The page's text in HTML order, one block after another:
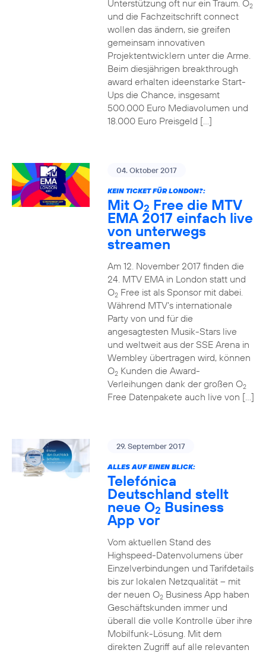
Unterstützung oft nur ein Traum. O2
und die Fachzeitschrift connect
wollen das ändern, sie greifen
gemeinsam innovativen
Projektentwicklern unter die Arme.
Beim diesjährigen breakthrough
award erhalten ideenstarke Start-
Ups die Chance, insgesamt
500.000 Euro Mediavolumen und
18.000 Euro Preisgeld […]
04. Oktober 2017
KEIN TICKET FÜR LONDON?:
Mit O2 Free die MTV
EMA 2017 einfach live
von unterwegs
streamen
Am 12. November 2017 finden die
24. MTV EMA in London statt und
O2Free ist als Sponsor mit dabei.
Während MTV’s internationale
Party von und für die
angesagtesten Musik-Stars live
und weltweit aus der SSE Arena in
Wembley übertragen wird, können
O2Kunden die Award-
Verleihungen dank der großen O2
Free Datenpakete auch live von […]
29. September 2017
ALLES AUF EINEN BLICK:
Telefónica
Deutschland stellt
neue O2 Business
App vor
Vom aktuellen Stand des
Highspeed-Datenvolumens über
Einzelverbindungen und Tarifdetails
bis zur lokalen Netzqualität – mit
der neuen O2Business App haben
Geschäftskunden immer und
überall die volle Kontrolle über ihre
Mobilfunk-Lösung. Mit dem
direkten Zugriff auf alle relevanten